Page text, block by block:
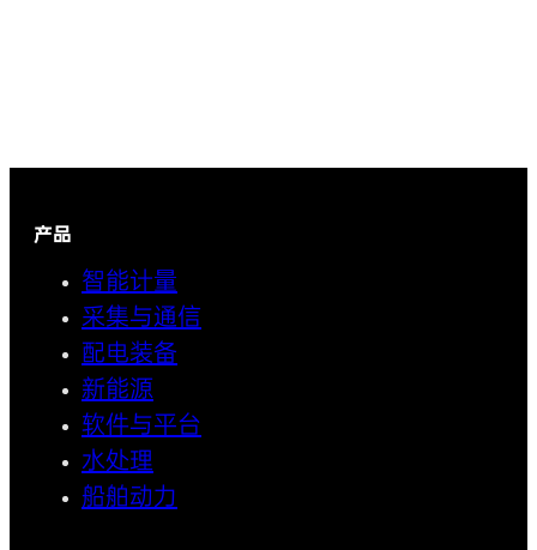
产品
智能计量
采集与通信
配电装备
新能源
软件与平台
水处理
船舶动力